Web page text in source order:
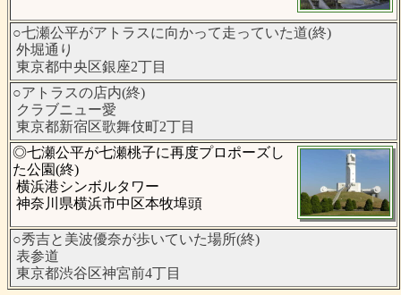
○七瀬公平がアトラスに向かって走っていた道(終)
外堀通り
東京都中央区銀座2丁目
○アトラスの店内(終)
クラブニュー愛
東京都新宿区歌舞伎町2丁目
◎七瀬公平が七瀬桃子に再度プロポーズし
た公園(終)
横浜港シンボルタワー
神奈川県横浜市中区本牧埠頭
○秀吉と美波優奈が歩いていた場所(終)
表参道
東京都渋谷区神宮前4丁目